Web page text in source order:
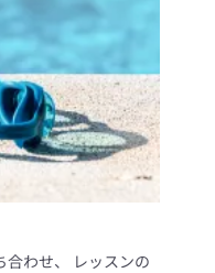
合わせ、 レッスンの